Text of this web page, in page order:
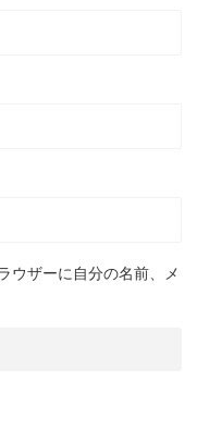
ウザーに自分の名前、メ